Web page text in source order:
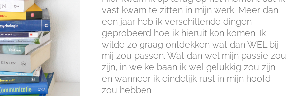
vast kwam te zitten in mijn werk. Meer dan
een jaar heb ik verschillende dingen
geprobeerd hoe ik hieruit kon komen. Ik
wilde zo graag ontdekken wat dan WEL bij
mij zou passen. Wat dan wel mijn passie zou
zijn, in welke baan ik wel gelukkig zou zijn
en wanneer ik eindelijk rust in mijn hoofd
zou hebben.